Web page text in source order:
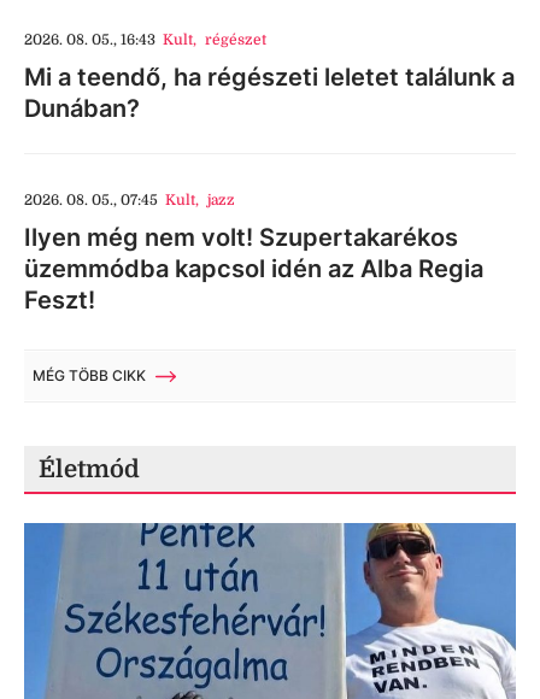
2026. 08. 05., 16:43 Kult, régészet
Mi a teendő, ha régészeti leletet találunk a
Dunában?
2026. 08. 05., 07:45 Kult, jazz
Ilyen még nem volt! Szupertakarékos
üzemmódba kapcsol idén az Alba Regia
Feszt!
MÉG TÖBB CIKK
Életmód